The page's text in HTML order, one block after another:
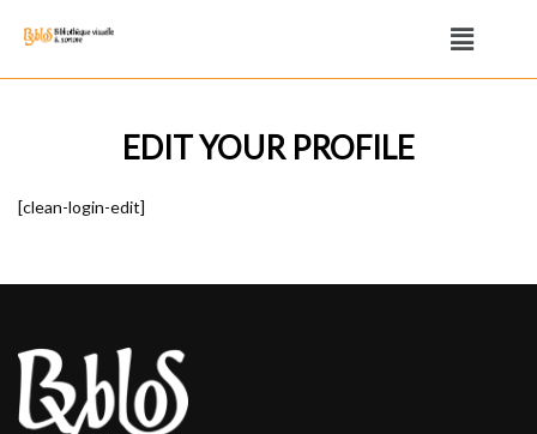
EDIT YOUR PROFILE
[clean-login-edit]